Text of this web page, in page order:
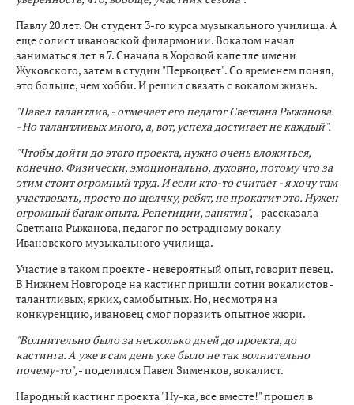
Павлу 20 лет. Он студент 3-го курса музыкального училища. А
еще солист ивановской филармонии. Вокалом начал
заниматься лет в 7. Сначала в Хоровой капелле имени
Жуковского, затем в студии "Первоцвет". Со временем понял,
это больше, чем хобби. И решил связать с вокалом жизнь.
"Павел талантлив, - отмечает его педагог Светлана Рыжанова.
- Но талантливых много, а, вот, успеха достигает не каждый".
"Чтобы дойти до этого проекта, нужно очень вложиться,
конечно. Физически, эмоционально, духовно, потому что за
этим стоит огромный труд. И если кто-то считает - я хочу там
участвовать, просто по щелчку, ребят, не прокатит это. Нужен
огромный багаж опыта. Репетиции, занятия", - рассказала
Светлана Рыжанова, педагог по эстрадному вокалу
Ивановского музыкального училища.
Участие в таком проекте - невероятный опыт, говорит певец.
В Нижнем Новгороде на кастинг пришли сотни вокалистов -
талантливых, ярких, самобытных. Но, несмотря на
конкуренцию, ивановец смог поразить опытное жюри.
"Волнительно было за несколько дней до проекта, до
кастинга. А уже в сам день уже было не так волнительно
почему-то", - поделился Павел Зименков, вокалист.
Народный кастинг проекта "Ну-ка, все вместе!" прошел в